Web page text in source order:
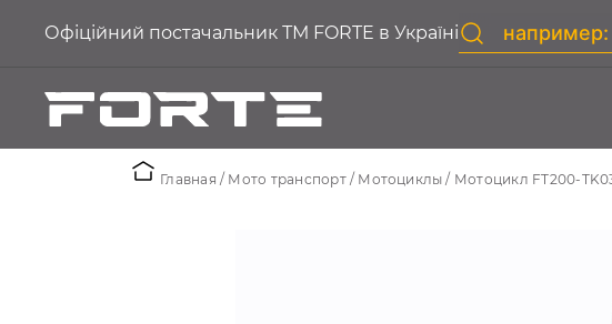
Офіційний постачальник ТМ FORTE в Україні
Главная Мото транспорт Мотоциклы Мотоцикл FT200-